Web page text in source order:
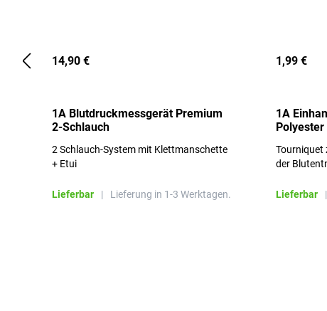
14,90 €
1A Blutdruckmessgerät Premium
2-Schlauch
2 Schlauch-System mit Klettmanschette
+ Etui
Lieferbar | Lieferung in 1-3 Werktagen.
1,99 €
1A
Tourniquet
der
Lieferbar |